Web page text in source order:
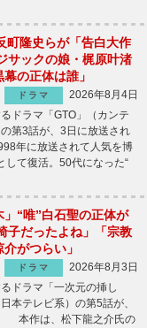
町隆史らが「告白大作
サックの娘・梶原叶渚
の正体は誰」
ドラマ
2026年8月4日
ドラマ「GTO」（カンテ
第3話が、3日に放送され
年に放送されて人気を博
して復活。50代になった“
」“唯”白石聖の正体が
子だったよね」「宗教
がつらい」
ドラマ
2026年8月3日
ドラマ「一次元の挿し
本テレビ系）の第5話が、
本作は、松下龍之介氏の